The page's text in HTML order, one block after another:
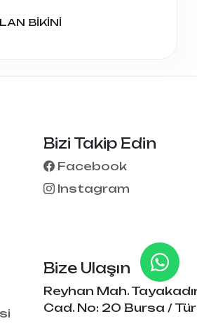
BİKİNİ
Bizi Takip Edin
Facebook
Instagram
Bize Ulaşın
Reyhan Mah.
Cad. No: 20 Bursa /